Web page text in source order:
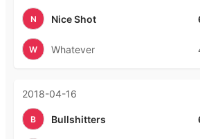
N Nice Shot
W Whatever
2018-04-16
B Bullshitters